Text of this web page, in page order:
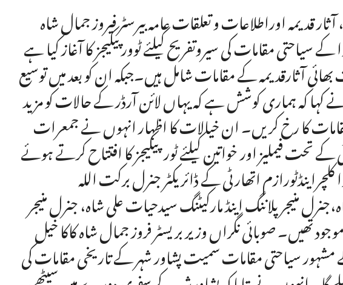
قدیمہ اوراطلاعات و تعلقات عامہ بیرسٹر فیروز جمال شاہ
سیاحتی مقامات کی سیروتفریح کیلئے ٹوور پیکیجز کا آغاز کیا ہے
آثارقدیمہ کے مقامات شامل ہیں۔جبکہ ان کو بعد میں توسیع
کہا کہ ہماری کوشش ہے کہ یہاں لائن آرڈر کے حالات کو مزید
کا رخ کریں۔ ان خیالات کا اظہار انہوں نے جمعرات
کے تحت فیملیز اور خواتین کیلئے ٹورپیکیجز کا افتتاح کرتے ہوئے
اتھارٹی کے ڈائریکٹر جنرل برکت اللہ
منیجر پلاننگ اینڈ مارکیٹنگ سیدحیات علی شاہ، جنرل منیجر
تھیں۔ صوبائی نگراں وزیر بریسٹر فروز جمال شاہ کاکا خیل
سیاحتی مقامات سمیت پشاور شہر کے تاریخی مقامات کی